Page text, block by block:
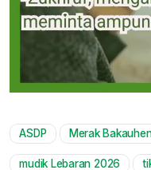
ASDP Merak
mudik Lebaran 2026